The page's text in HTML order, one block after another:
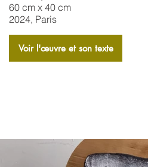
60 cm x 40 cm
2024, Paris
Voir l'​œuvre et son texte